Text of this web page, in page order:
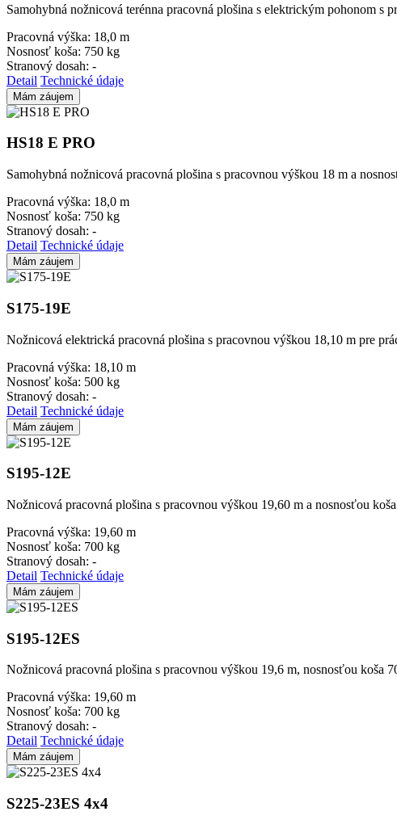
Samohybná nožnicová terénna pracovná plošina s elektrickým pohonom s
Pracovná výška: 18,0 m
Nosnosť koša: 750 kg
Stranový dosah: -
Detail Technické údaje
Mám záujem
HS18 E PRO
Samohybná nožnicová pracovná plošina s pracovnou výškou 18 m a
Pracovná výška: 18,0 m
Nosnosť koša: 750 kg
Stranový dosah: -
Detail Technické údaje
Mám záujem
S175-19E
Nožnicová elektrická pracovná plošina s pracovnou výškou 18,10 m pre
Pracovná výška: 18,10 m
Nosnosť koša: 500 kg
Stranový dosah: -
Detail Technické údaje
Mám záujem
S195-12E
Nožnicová pracovná plošina s pracovnou výškou 19,60 m a nosnosťou
Pracovná výška: 19,60 m
Nosnosť koša: 700 kg
Stranový dosah: -
Detail Technické údaje
Mám záujem
S195-12ES
Nožnicová pracovná plošina s pracovnou výškou 19,6 m, nosnosťou koša
Pracovná výška: 19,60 m
Nosnosť koša: 700 kg
Stranový dosah: -
Detail Technické údaje
Mám záujem
S225-23ES 4x4